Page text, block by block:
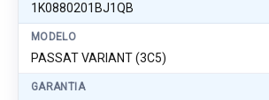
1K0880201BJ1QB
MODELO
PASSAT VARIANT (3C5)
GARANTIA